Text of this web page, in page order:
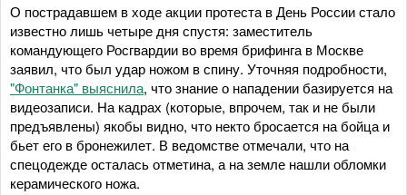
О пострадавшем в ходе акции протеста в День России стало
известно лишь четыре дня спустя: заместитель
командующего Росгвардии во время брифинга в Москве
заявил, что был удар ножом в спину. Уточняя подробности,
"Фонтанка" выяснила, что знание о нападении базируется на
видеозаписи. На кадрах (которые, впрочем, так и не были
предъявлены) якобы видно, что некто бросается на бойца и
бьет его в бронежилет. В ведомстве отмечали, что на
спецодежде осталась отметина, а на земле нашли обломки
керамического ножа.